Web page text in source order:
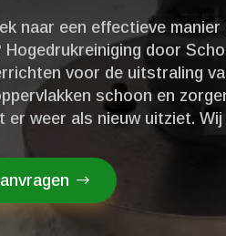
naar een effectieve
Hogedrukreiniging door
voor de uitstraling
schoon en
er weer als nieuw uitziet.​